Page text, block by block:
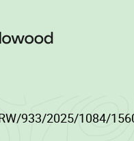
933/2025/1084/